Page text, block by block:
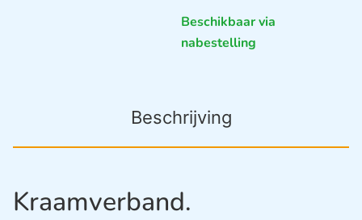
Beschikbaar via
nabestelling
Beschrijving
Kraamverband.